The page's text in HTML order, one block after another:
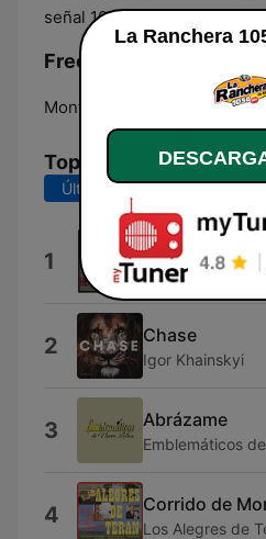
señal 1050 AM.
Frecuencias La
Monterrey:
Top Canciones
Últimos 7 días Últimos
1 Homenaje a la
Hermanos Prado
2 Chase
Igor Khainskyi
3 Abrázame
Emblemáticos
4 Corrido de
Los Alegres de